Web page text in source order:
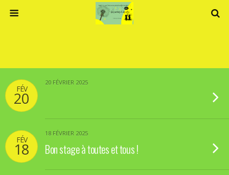
FÉV
20
20 FÉVRIER 2025
FÉV
18
18 FÉVRIER 2025
Bon stage à toutes et tous !